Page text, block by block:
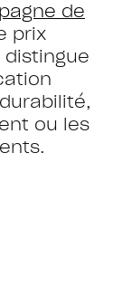
de
prix
distingue
ou les